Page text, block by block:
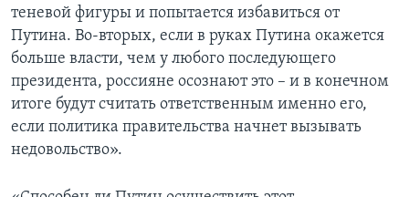
теневой фигуры и попытается избавиться от
Путина. Во-вторых, если в руках Путина окажется
больше власти, чем у любого последующего
президента, россияне осознают это – и в конечном
итоге будут считать ответственным именно его,
если политика правительства начнет вызывать
недовольство».